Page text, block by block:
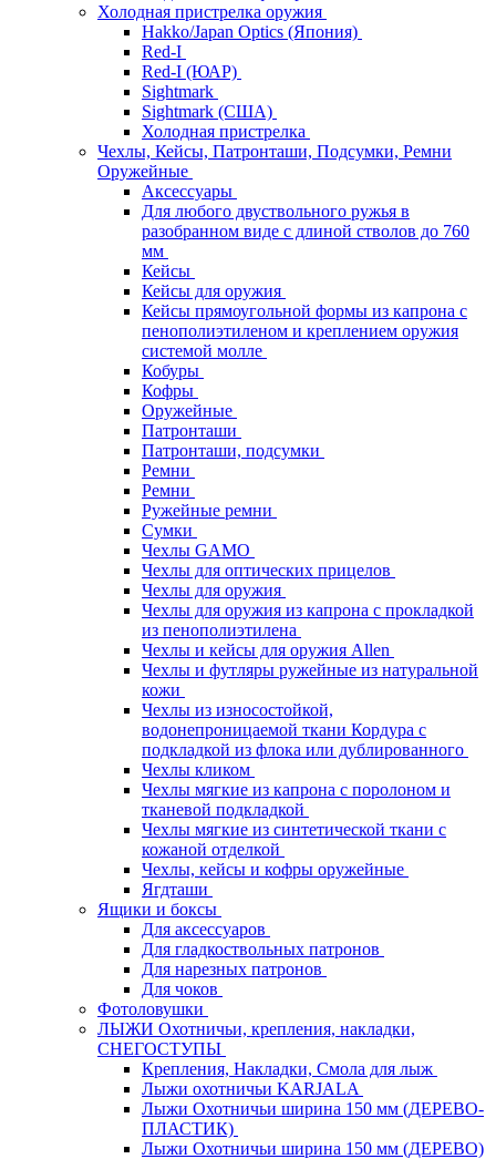
Холодная пристрелка оружия
Hakko/Japan Optics (Япония)
Red-I
Red-I (ЮАР)
Sightmark
Sightmark (США)
Холодная пристрелка
Чехлы, Кейсы, Патронташи, Подсумки, Ремни
Оружейные
Аксессуары
Для любого двуствольного ружья в
разобранном виде с длиной стволов до 760
мм
Кейсы
Кейсы для оружия
Кейсы прямоугольной формы из капрона с
пенополиэтиленом и креплением оружия
системой молле
Кобуры
Кофры
Оружейные
Патронташи
Патронташи, подсумки
Ремни
Ремни
Ружейные ремни
Сумки
Чехлы GAMO
Чехлы для оптических прицелов
Чехлы для оружия
Чехлы для оружия из капрона с прокладкой
из пенополиэтилена
Чехлы и кейсы для оружия Allen
Чехлы и футляры ружейные из натуральной
кожи
Чехлы из износостойкой,
водонепроницаемой ткани Кордура с
подкладкой из флока или дублированного
Чехлы кликом
Чехлы мягкие из капрона с поролоном и
тканевой подкладкой
Чехлы мягкие из синтетической ткани с
кожаной отделкой
Чехлы, кейсы и кофры оружейные
Ягдташи
Ящики и боксы
Для аксессуаров
Для гладкоствольных патронов
Для нарезных патронов
Для чоков
Фотоловушки
ЛЫЖИ Охотничьи, крепления, накладки,
СНЕГОСТУПЫ
Крепления, Накладки, Смола для лыж
Лыжи охотничьи KARJALA
Лыжи Охотничьи ширина 150 мм (ДЕРЕВО-
ПЛАСТИК)
Лыжи Охотничьи ширина 150 мм (ДЕРЕВО)